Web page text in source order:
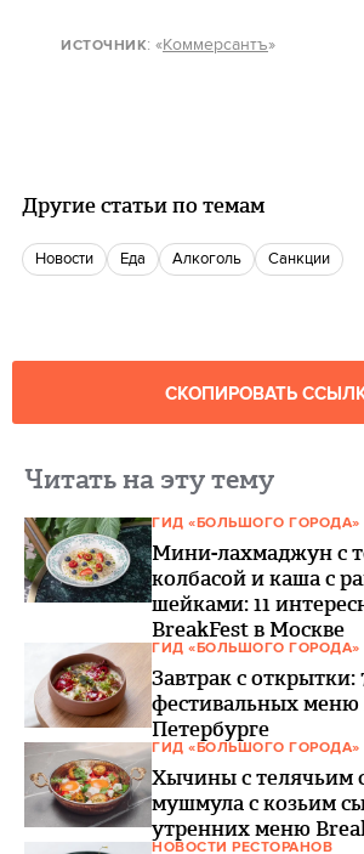
ИСТОЧНИК: «Коммерсантъ»
Другие статьи по темам
новости еда алкоголь санкции
СКОПИРОВАТЬ
Читать на эту тему
ГИД «БОЛЬШОГО ГОРОДА»
Мини-лахмаджун с
колбасой и каша с
шейками: 11
BreakFest в Москве
ГИД «БОЛЬШОГО ГОРОДА»
Завтрак с открытки:
фестивальных меню
Петербурге
ГИД «БОЛЬШОГО ГОРОДА»
Хычины с телячьим
мушмула с козьим
утренних меню
НОВОСТИ РЕСТОРАНОВ